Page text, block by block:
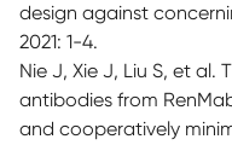
design against
2021: 1-4.
Nie J, Xie J, Liu S, et
antibodies from
and cooperatively